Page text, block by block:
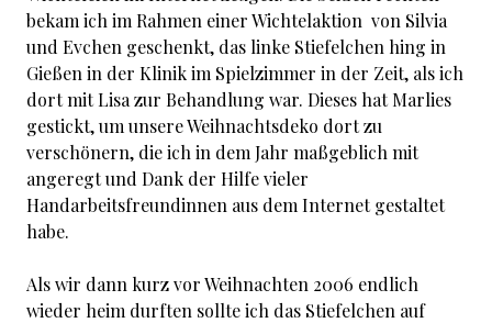
bekam ich im Rahmen einer Wichtelaktion von Silvia
und Evchen geschenkt, das linke Stiefelchen hing in
Gießen in der Klinik im Spielzimmer in der Zeit, als ich
dort mit Lisa zur Behandlung war. Dieses hat Marlies
gestickt, um unsere Weihnachtsdeko dort zu
verschönern, die ich in dem Jahr maßgeblich mit
angeregt und Dank der Hilfe vieler
Handarbeitsfreundinnen aus dem Internet gestaltet
habe.
Als wir dann kurz vor Weihnachten 2006 endlich
wieder heim durften sollte ich das Stiefelchen auf